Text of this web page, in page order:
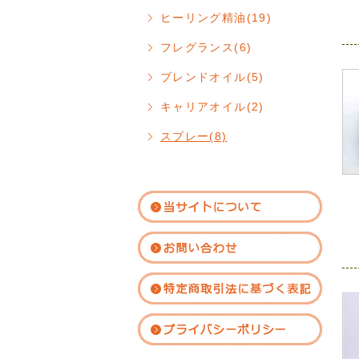
ヒーリング精油(19)
フレグランス(6)
ブレンドオイル(5)
キャリアオイル(2)
スプレー(8)